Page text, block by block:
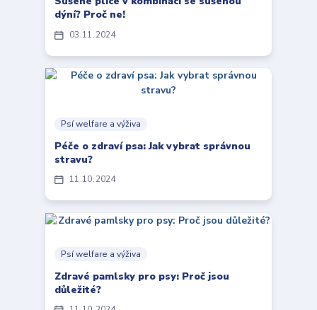
03 11 2024
dýní? Proč ne!
11 10 2024
Psí welfare a výživa
Péče o zdraví psa: Jak vybrat správnou
stravu?
Psí welfare a výživa
Zdravé pamlsky pro psy: Proč jsou
důležité?